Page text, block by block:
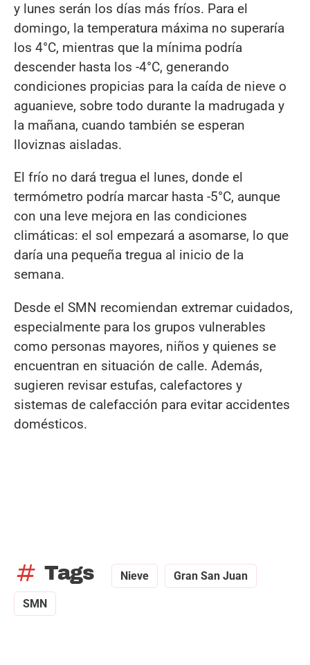
y lunes serán los días más fríos. Para el
domingo, la temperatura máxima no superaría
los 4°C, mientras que la mínima podría
descender hasta los -4°C, generando
condiciones propicias para la caída de nieve o
aguanieve, sobre todo durante la madrugada y
la mañana, cuando también se esperan
lloviznas aisladas.
El frío no dará tregua el lunes, donde el
termómetro podría marcar hasta -5°C, aunque
con una leve mejora en las condiciones
climáticas: el sol empezará a asomarse, lo que
daría una pequeña tregua al inicio de la
semana.
Desde el SMN recomiendan extremar cuidados,
especialmente para los grupos vulnerables
como personas mayores, niños y quienes se
encuentran en situación de calle. Además,
sugieren revisar estufas, calefactores y
sistemas de calefacción para evitar accidentes
domésticos.
tag Tags Nieve Gran San Juan
SMN